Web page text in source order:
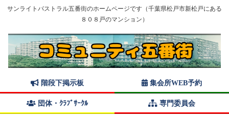
サンライトパストラル五番街のホームページです（千葉県松戸市新松戸にある
８０８戸のマンション）
階段下掲示板 集会所WEB予約
団体・ｸﾗﾌﾞｻｰｸﾙ 専門委員会